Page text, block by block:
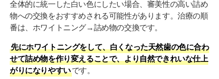
全体的に統一した白い色にしたい場合、審美性の高い詰め
物への交換をおすすめされる可能性があります。治療の順
番は、ホワイトニング→詰め物の交換です。
先にホワイトニングをして、白くなった天然歯の色に合わ
せて詰め物を作り変えることで、より自然できれいな仕上
がりになりやすいです。